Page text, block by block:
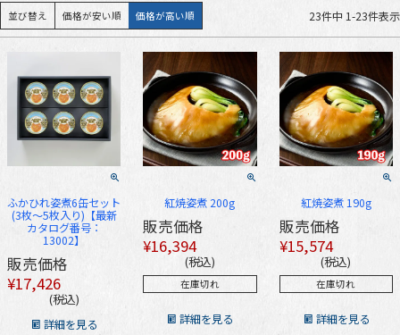
並び替え 価格が安い順 価格が高い順 23件中 1-23件表示
ふかひれ姿煮6缶セット
(3枚～5枚入り)【最新
カタログ番号：
13002】
販売価格
¥17,426
税込
詳細を見る
紅焼姿煮 200g
販売価格
¥16,394
税込
在庫切れ
詳細を見る
紅焼姿煮 190g
販売価格
¥15,574
税込
在庫切れ
詳細を見る